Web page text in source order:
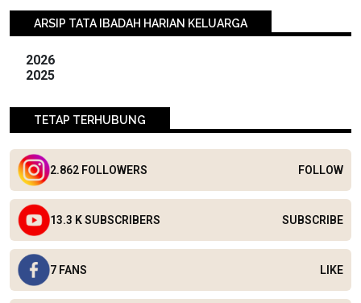
ARSIP TATA IBADAH HARIAN KELUARGA
2026
2025
TETAP TERHUBUNG
2.862 FOLLOWERS FOLLOW
13.3 K SUBSCRIBERS SUBSCRIBE
7 FANS LIKE